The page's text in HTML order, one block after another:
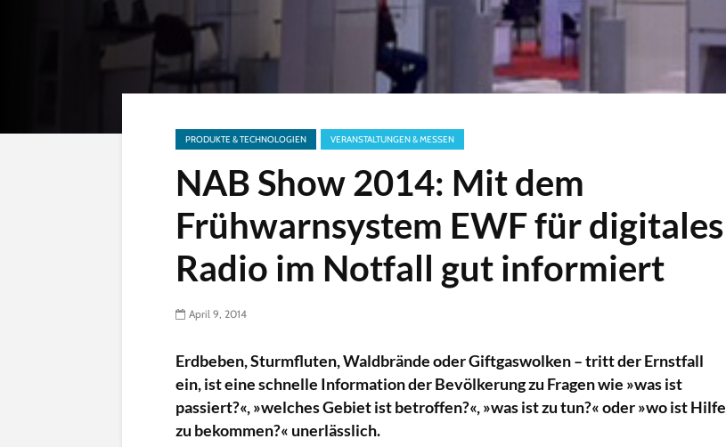
PRODUKTE & TECHNOLOGIEN VERANSTALTUNGEN & MESSEN
NAB Show 2014: Mit dem
Frühwarnsystem EWF für digitales
Radio im Notfall gut informiert
April 9, 2014
Erdbeben, Sturmfluten, Waldbrände oder Giftgaswolken – tritt der Ernstfall
ein, ist eine schnelle Information der Bevölkerung zu Fragen wie »was ist
passiert?«, »welches Gebiet ist betroffen?«, »was ist zu tun?« oder »wo ist Hilfe
zu bekommen?« unerlässlich.